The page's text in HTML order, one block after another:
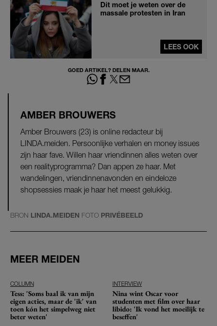
Dit moet je weten over de
massale protesten in Iran
LEES OOK
GOED ARTIKEL? DELEN MAAR.
AMBER BROUWERS
Amber Brouwers (23) is online redacteur bij
LINDA.meiden. Persoonlijke verhalen en money issues
zijn haar fave. Willen haar vriendinnen alles weten over
een realityprogramma? Dan appen ze haar. Met
wandelingen, vriendinnenavonden en eindeloze
shopsessies maak je haar het meest gelukkig.
BRON LINDA.MEIDEN FOTO PRIVÉBEELD
MEER MEIDEN
COLUMN
Tess: 'Soms baal ik van mijn
eigen acties, maar de 'ik' van
toen kón het simpelweg niet
beter weten'
INTERVIEW
Nina wint Oscar voor
studenten met film over haar
libido: 'Ik vond het moeilijk te
beseffen'